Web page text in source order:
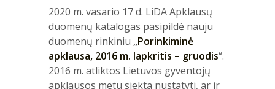
2020 m. vasario 17 d. LiDA Apklausų
duomenų katalogas pasipildė nauju
duomenų rinkiniu „Porinkiminė
apklausa, 2016 m. lapkritis – gruodis“.
2016 m. atliktos Lietuvos gyventojų
apklausos metu siekta nustatyti, ar ir